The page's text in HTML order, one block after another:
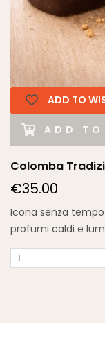
ADD TO
ADD TO
Colomba
€35.00
Icona senza
profumi caldi e